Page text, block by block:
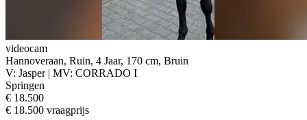
videocam
Hannoveraan, Ruin, 4 Jaar, 170 cm, Bruin
V: Jasper | MV: CORRADO I
Springen
€ 18.500
€ 18.500 vraagprijs